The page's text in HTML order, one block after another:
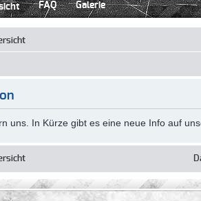
FAQ Galerie
uns. In Kürze gibt es eine neue Info auf